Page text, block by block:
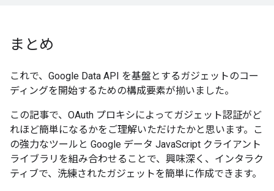
まとめ
これで、Google Data API を基盤とするガジェットのコー
ディングを開始するための構成要素が揃いました。
この記事で、OAuth プロキシによってガジェット認証がど
れほど簡単になるかをご理解いただけたかと思います。こ
の強力なツールと Google データ JavaScript クライアント
ライブラリを組み合わせることで、興味深く、インタラク
ティブで、洗練されたガジェットを簡単に作成できます。